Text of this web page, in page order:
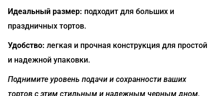
Идеальный размер: подходит для больших и
праздничных тортов.
Удобство: легкая и прочная конструкция для простой
и надежной упаковки.
Поднимите уровень подачи и сохранности ваших
тортов с этим стильным и надежным черным дном.